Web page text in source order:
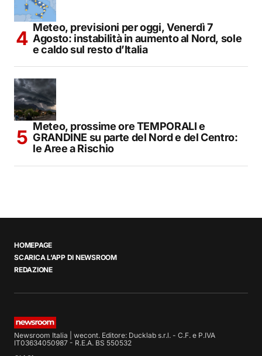
Meteo, previsioni per oggi, Venerdì 7
Agosto: instabilità in aumento al Nord, sole
e caldo sul resto d’Italia
Meteo, prossime ore TEMPORALI e
GRANDINE su parte del Nord e del Centro:
le Aree a Rischio
HOMEPAGE
SCARICA L’APP DI NEWSROOM
REDAZIONE
Newsroom Italia | wecont. Editore: Ducklab s.r.l. - C.F. e P.IVA
IT03634050987 - R.E.A. BS 550532